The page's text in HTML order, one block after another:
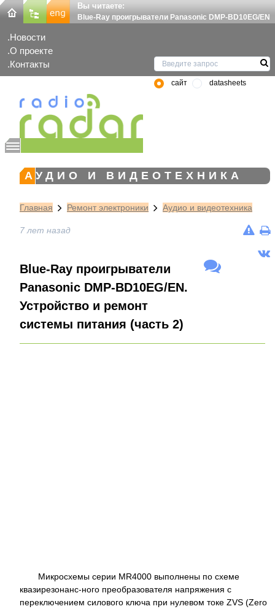
Вы читаете:
Blue-Ray проигрыватели Panasonic DMP-BD10EG/EN
Новости
О проекте
Контакты
сайт datasheets
АУДИО И ВИДЕОТЕХНИКА
Главная Ремонт электроники Аудио и видеотехника
7 лет назад
Blue-Ray проигрыватели
Panasonic DMP-BD10EG/EN.
Устройство и ремонт
системы питания (часть 2)
Микросхемы серии MR4000 выполнены по схеме
квазирезонанс-ного преобразователя напряжения с
переключением силового ключа при нулевом токе ZVS (Zero